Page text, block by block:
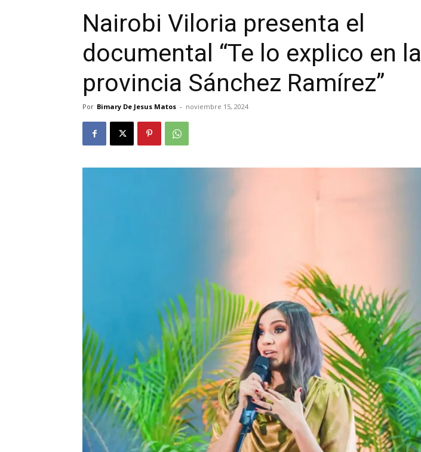
Nairobi Viloria presenta el
documental “Te lo explico en la
provincia Sánchez Ramírez”
Por Bimary De Jesus Matos - noviembre 15, 2024